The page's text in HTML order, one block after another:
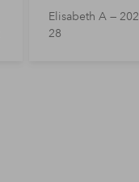
goed, ondanks
Elisabeth A —
28